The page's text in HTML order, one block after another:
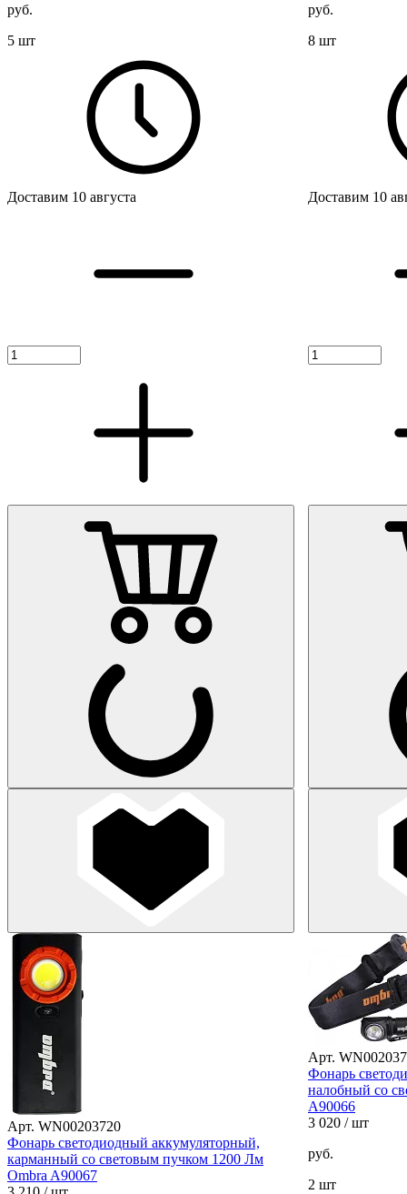
руб.
5 шт
Доставим 10 августа
руб.
8 шт
Доставим 10
Арт. WN00203720
Фонарь светодиодный аккумуляторный,
карманный со световым пучком 1200 Лм
Ombra A90067
Арт.
Фонарь
налобный со
A90066
3 020 / шт
руб.
2 шт